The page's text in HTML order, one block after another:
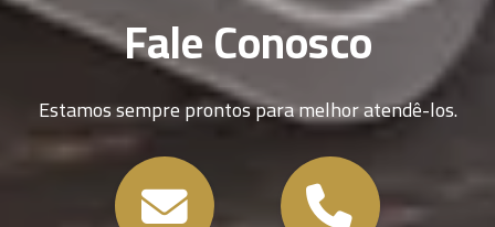
Fale Conosco
Estamos sempre prontos para melhor atendê-los.